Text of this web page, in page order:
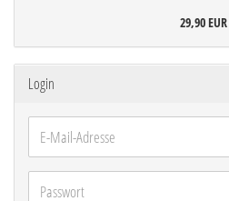
29,90 EUR
Login
E-
Mail-
Adresse
Passwort